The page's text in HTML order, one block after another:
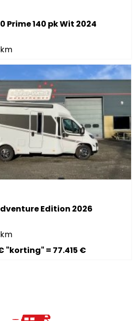
Prime 140 pk Wit 2024
Edition 2026
"korting" = 77.415 €